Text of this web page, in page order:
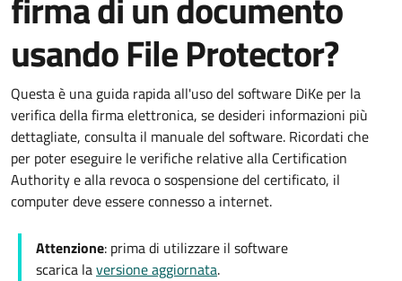
usando File Protector?
Questa è una guida rapida all'uso del software DiKe per la
verifica della firma elettronica, se desideri informazioni più
dettagliate, consulta il manuale del software. Ricordati che
per poter eseguire le verifiche relative alla Certification
Authority e alla revoca o sospensione del certificato, il
computer deve essere connesso a internet.
Attenzione: prima di utilizzare il software
scarica laversione aggiornata.